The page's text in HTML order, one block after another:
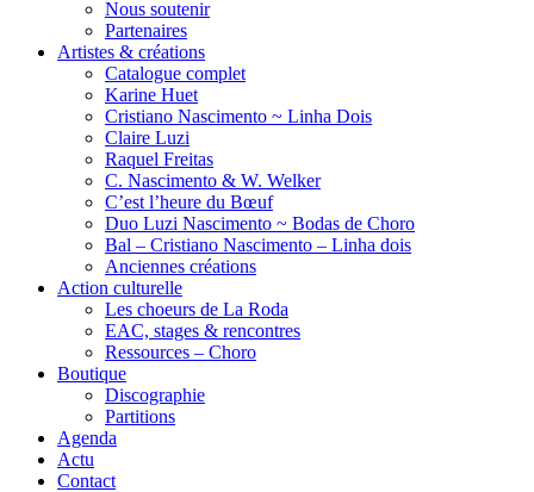
Nous soutenir
Partenaires
Artistes & créations
Catalogue complet
Karine Huet
Cristiano Nascimento ~ Linha Dois
Claire Luzi
Raquel Freitas
C. Nascimento & W. Welker
C’est l’heure du Bœuf
Duo Luzi Nascimento ~ Bodas de Choro
Bal – Cristiano Nascimento – Linha dois
Anciennes créations
Action culturelle
Les choeurs de La Roda
EAC, stages & rencontres
Ressources – Choro
Boutique
Discographie
Partitions
Agenda
Actu
Contact